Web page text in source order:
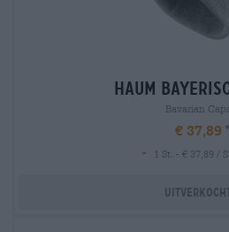
haum
Bavarian
€ 37,89
-
1 St. - € 37,89 /